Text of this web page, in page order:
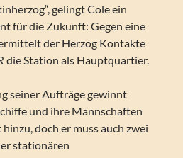
gelingt Cole ein
für die Zukunft: Gegen eine
der Herzog Kontakte
die Station als Hauptquartier.
seiner Aufträge gewinnt
und ihre Mannschaften
doch er muss auch zwei
stationären